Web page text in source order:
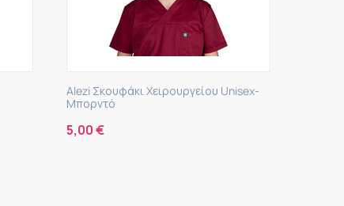
Alezi Σκουφάκι Χειρουργείου Unisex-
Μπορντό
5,00€